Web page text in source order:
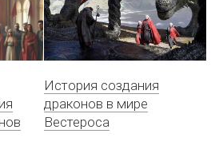
История создания
драконов в мире
Вестероса